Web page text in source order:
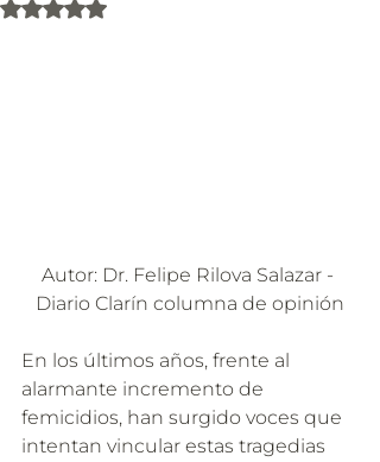
Obtuvo NaN de 5 estrellas.
Autor: Dr. Felipe Rilova Salazar -
Diario Clarín columna de opinión
En los últimos años, frente al
alarmante incremento de
femicidios, han surgido voces que
intentan vincular estas tragedias